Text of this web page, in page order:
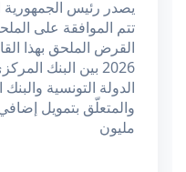
يصدر رئيس الجمهورية
2026 بين البنك
الدولة التونسية
والمتعلّق بتمويل
مليون